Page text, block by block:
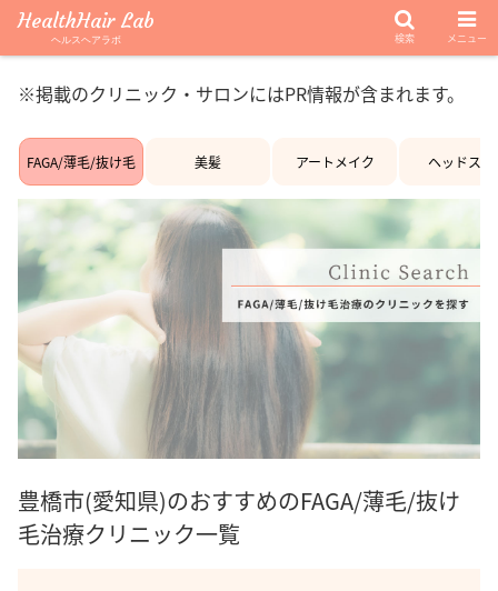
※掲載のクリニック・サロンにはPR情報が含まれます。
FAGA/薄毛/抜け毛 美髪 アートメイク ヘッドスパ
豊橋市(愛知県)のおすすめのFAGA/薄毛/抜け
毛治療クリニック一覧
HealthHair Lab
ヘルスヘアラボ 検索 メニュー